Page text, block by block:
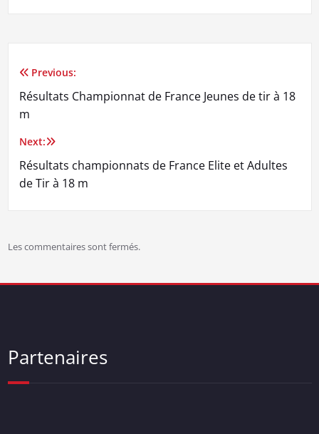
Navigation
de
l’article
Previous:
Résultats Championnat de France Jeunes de tir à 18
m
Next:
Résultats championnats de France Elite et Adultes
de Tir à 18 m
Les commentaires sont fermés.
Partenaires